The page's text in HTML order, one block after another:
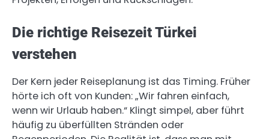
Die richtige Reisezeit Türkei
verstehen
Der Kern jeder Reiseplanung ist das Timing. Früher
hörte ich oft von Kunden: „Wir fahren einfach,
wenn wir Urlaub haben.“ Klingt simpel, aber führt
häufig zu überfüllten Stränden oder